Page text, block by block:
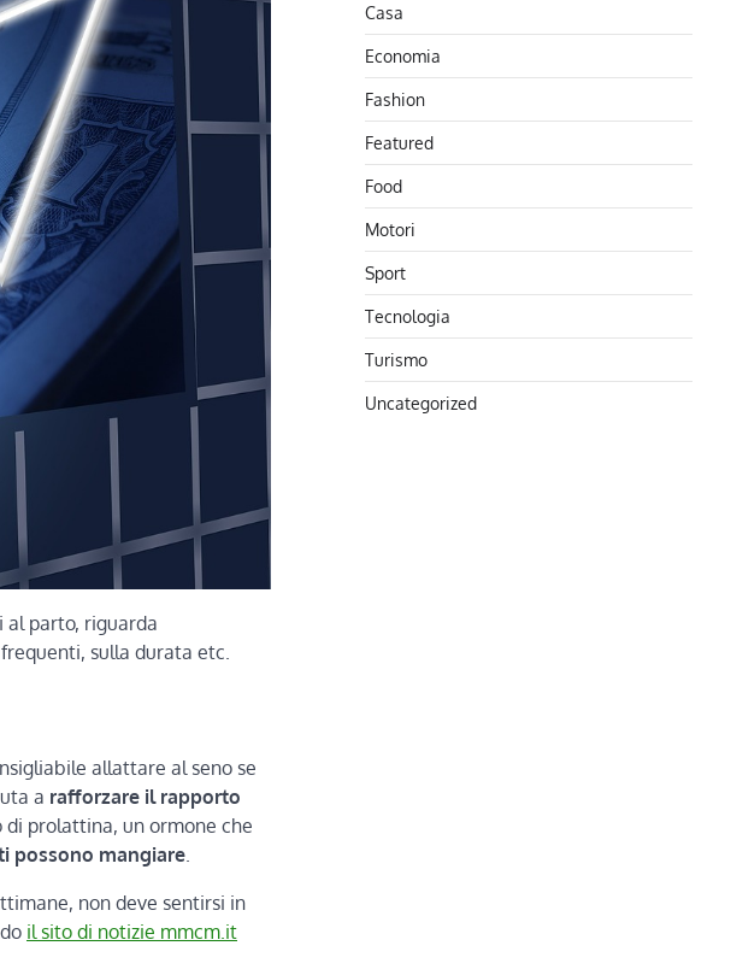
al parto, riguarda
sulla durata etc.
allattare al seno se
a rafforzare il rapporto
prolattina, un ormone che
possono mangiare.
non deve sentirsi in
il sito di notizie mmcm.it
Casa
Economia
Fashion
Featured
Food
Motori
Sport
Tecnologia
Turismo
Uncategorized